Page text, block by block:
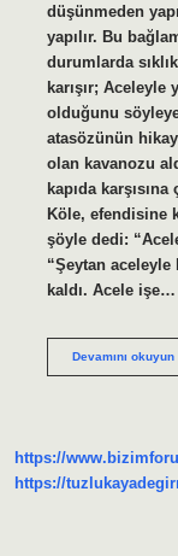
düşünmeden
yapılır. Bu
durumlarda
karışır; Aceleyle
olduğunu
atasözünün
olan kavanozu
kapıda
Köle, efendisine
şöyle dedi:
“Şeytan aceleyle
kaldı. Acele işe…
Devamını okuyun
https://
https://